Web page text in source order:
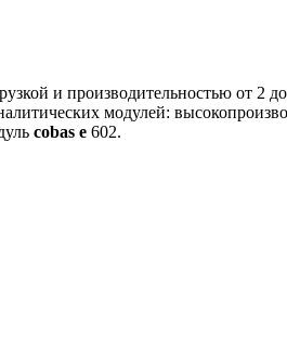
и производительностью от 2
модулей:
cobas e 602.